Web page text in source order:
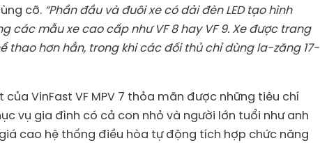
cỡ. “Phần đầu và đuôi xe có dải đèn LED tạo hình
các mẫu xe cao cấp như VF 8 hay VF 9. Xe được trang
thao hơn hẳn, trong khi các đối thủ chỉ dùng la-zăng 17-
VinFast VF MPV 7 thỏa mãn được những tiêu chí
vụ gia đình có cả con nhỏ và người lớn tuổi như anh
cao hệ thống điều hòa tự động tích hợp chức năng